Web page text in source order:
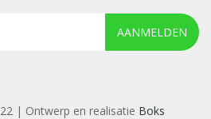
AANMELDEN
| Ontwerp en realisatie Boks